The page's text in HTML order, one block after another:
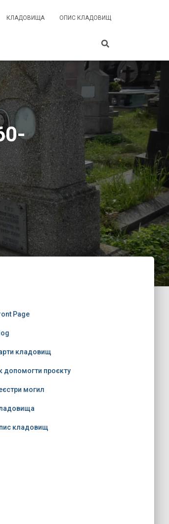
КЛАДОВИЩА ОПИС КЛАДОВИЩ
Page
кладовищ
допомогти проєкту
могил
кладовищ